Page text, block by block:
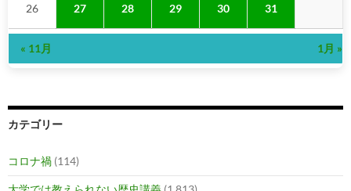
26 27 28 29 30 31
« 11月 1月 »
カテゴリー
コロナ禍 (114)